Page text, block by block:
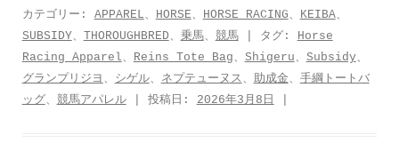
c
e
b
o
i
t
t
e
t
e
n
a
n
e
a
t
s
A
カテゴリー: APPAREL、 HORSE、 HORSE RACING、 KEIBA、
SUBSIDY、 THOROUGHBRED、 乗馬、 競馬| タグ: Horse
Racing Apparel、 Reins Tote Bag、 Shigeru、 Subsidy、
グランプリジヨ 、 シゲル、 ネプテューヌス 、 助成金、 手綱トートバ
ッグ、 競馬アパレル| 投稿日: 2026年3月8日